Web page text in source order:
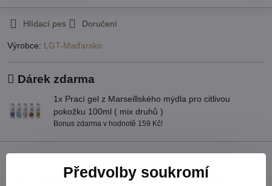
Hlídací pes Doručení
Výrobce: LGT-Maďarsko
Dárek zdarma
1x Prací gel z Marseillského mýdla pro citlivou
pokožku 100ml ( mix druhů )
Bonus zdarma v hodnotě 159 Kč!
Popis
U tvarovaných záclon čí vzororvaných látek ( závěsů ) je
Předvolby soukromí